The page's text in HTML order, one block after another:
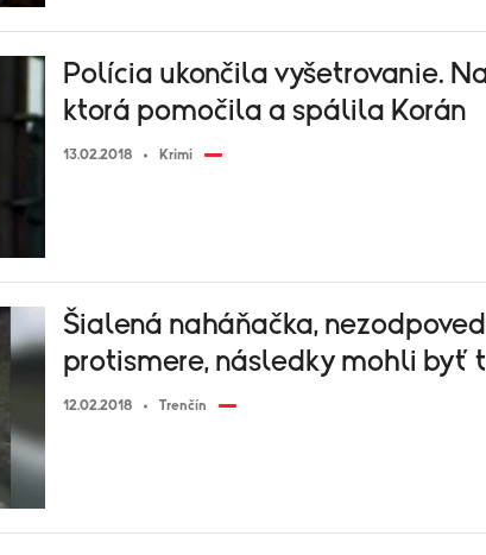
Polícia ukončila vyšetrovanie.
ktorá pomočila a spálila Korán
13.02.2018 Krimi
Šialená naháňačka,
protismere, následky mohli byť
12.02.2018 Trenčín